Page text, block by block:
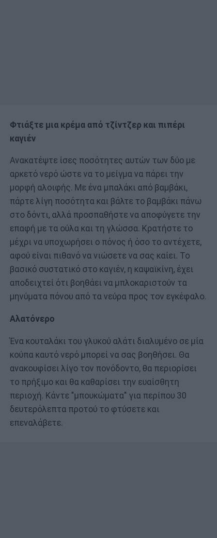
Φτιάξτε μια κρέμα από τζίντζερ και πιπέρι
καγιέν
Ανακατέψτε ίσες ποσότητες αυτών των δύο με
αρκετό νερό ώστε να το μείγμα να πάρει την
μορφή αλοιφής. Με ένα μπαλάκι από βαμβάκι,
πάρτε λίγη ποσότητα και βάλτε το βαμβάκι πάνω
στο δόντι, αλλά προσπαθήστε να αποφύγετε την
επαφή με τα ούλα και τη γλώσσα. Κρατήστε το
μέχρι να υποχωρήσει ο πόνος ή όσο το αντέχετε,
αφού είναι πιθανό να νιώσετε να σας καίει. Το
βασικό συστατικό στο καγιέν, η καψαϊκίνη, έχει
αποδειχτεί ότι βοηθάει να μπλοκαριστούν τα
μηνύματα πόνου από τα νεύρα προς τον εγκέφαλο.
Αλατόνερο
Ένα κουταλάκι του γλυκού αλάτι διαλυμένο σε μία
κούπα καυτό νερό μπορεί να σας βοηθήσει. Θα
ανακουφίσει λίγο τον πονόδοντο, θα περιορίσει
το πρήξιμο και θα καθαρίσει την ευαίσθητη
περιοχή. Κάντε "μπουκώματα" για περίπου 30
δευτερόλεπτα προτού το φτύσετε και
επεναλάβετε.